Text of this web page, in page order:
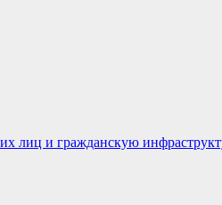
лиц и гражданскую